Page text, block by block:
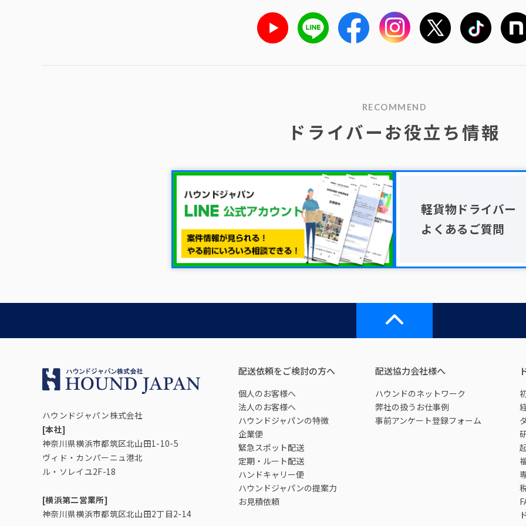
RECOMMEND
ドライバーお役立ち情報
軽貨物ドライバー
よくあるご質問
ハウンドジャパン株式会社
[本社]
神奈川県横浜市都筑区北山田1-10-5
ヴィド・カンパーニュ港北
ル・ソレイユ2F-18
[横浜第二営業所]
神奈川県横浜市都筑区北山田2丁目2-14
配送依頼をご検討の方へ
個人のお客様へ
法人のお客様へ
ハウンドジャパンの特徴
企業便
緊急スポット配送
定期・ルート配送
ハンドキャリー便
ハウンドジャパンの提案力
お見積依頼
配送協力会社様へ
ハウンドのネットワーク
弊社の扱うお仕事例
事前アンケート登録フォーム